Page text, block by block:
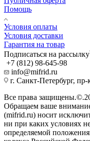
Помощь
Условия оплаты
Условия доставки
Гарантия на товар
Подписаться на рассылку
+7 (812) 98-645-98
info@mifrid.ru
г. Санкт-Петербург,
Все права
Обращаем ваше
(mifrid.ru) носит
ни при каких условиях
определяемой